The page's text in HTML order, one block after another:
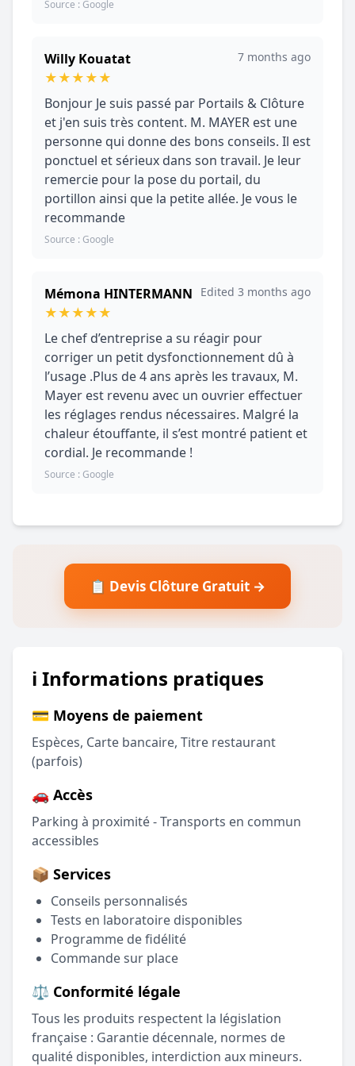
Source : Google
Willy Kouatat
★★★★★
7 months ago
Bonjour Je suis passé par Portails & Clôture
et j'en suis très content. M. MAYER est une
personne qui donne des bons conseils. Il est
ponctuel et sérieux dans son travail. Je leur
remercie pour la pose du portail, du
portillon ainsi que la petite allée. Je vous le
recommande
Source : Google
Mémona HINTERMANN
★★★★★
Edited 3 months ago
Le chef d’entreprise a su réagir pour
corriger un petit dysfonctionnement dû à
l’usage .Plus de 4 ans après les travaux, M.
Mayer est revenu avec un ouvrier effectuer
les réglages rendus nécessaires. Malgré la
chaleur étouffante, il s’est montré patient et
cordial. Je recommande !
Source : Google
📋 Devis Clôture Gratuit →
ℹ️ Informations pratiques
💳 Moyens de paiement
Espèces, Carte bancaire, Titre restaurant
(parfois)
🚗 Accès
Parking à proximité - Transports en commun
accessibles
📦 Services
Conseils personnalisés
Tests en laboratoire disponibles
Programme de fidélité
Commande sur place
⚖️ Conformité légale
Tous les produits respectent la législation
française : Garantie décennale, normes de
qualité disponibles, interdiction aux mineurs.